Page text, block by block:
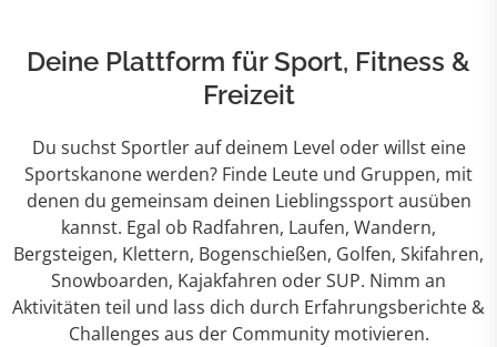
Deine Plattform für Sport, Fitness &
Freizeit
Du suchst Sportler auf deinem Level oder willst eine
Sportskanone werden? Finde Leute und Gruppen, mit
denen du gemeinsam deinen Lieblingssport ausüben
kannst. Egal ob Radfahren, Laufen, Wandern,
Bergsteigen, Klettern, Bogenschießen, Golfen, Skifahren,
Snowboarden, Kajakfahren oder SUP. Nimm an
Aktivitäten teil und lass dich durch Erfahrungsberichte &
Challenges aus der Community motivieren.